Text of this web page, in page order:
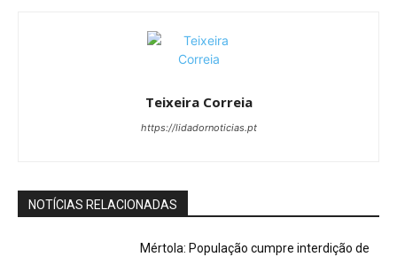
Teixeira Correia
https://lidadornoticias.pt
NOTÍCIAS RELACIONADAS
Mértola: População cumpre interdição de